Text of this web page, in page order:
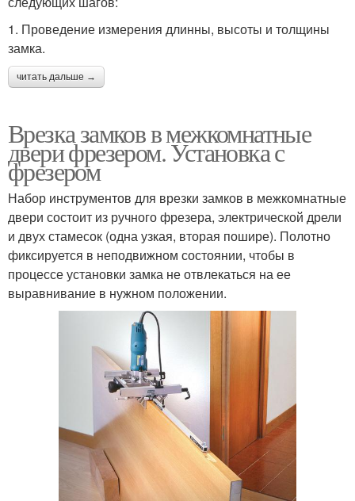
1. Проведение измерения длинны, высоты и толщины
замка.
читать дальше →
Врезка замков в межкомнатные
двери фрезером. Установка с
фрезером
Набор инструментов для врезки замков в межкомнатные
двери состоит из ручного фрезера, электрической дрели
и двух стамесок (одна узкая, вторая пошире). Полотно
фиксируется в неподвижном состоянии, чтобы в
процессе установки замка не отвлекаться на ее
выравнивание в нужном положении.